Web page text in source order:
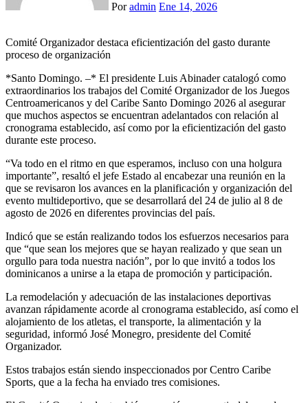
Poradmin Ene 14, 2026
Comité Organizador destaca eficientización del gasto durante
proceso de organización
*Santo Domingo. –* El presidente Luis Abinader catalogó como
extraordinarios los trabajos del Comité Organizador de los Juegos
Centroamericanos y del Caribe Santo Domingo 2026 al asegurar
que muchos aspectos se encuentran adelantados con relación al
cronograma establecido, así como por la eficientización del gasto
durante este proceso.
“Va todo en el ritmo en que esperamos, incluso con una holgura
importante”, resaltó el jefe Estado al encabezar una reunión en la
que se revisaron los avances en la planificación y organización del
evento multideportivo, que se desarrollará del 24 de julio al 8 de
agosto de 2026 en diferentes provincias del país.
Indicó que se están realizando todos los esfuerzos necesarios para
que “que sean los mejores que se hayan realizado y que sean un
orgullo para toda nuestra nación”, por lo que invitó a todos los
dominicanos a unirse a la etapa de promoción y participación.
La remodelación y adecuación de las instalaciones deportivas
avanzan rápidamente acorde al cronograma establecido, así como el
alojamiento de los atletas, el transporte, la alimentación y la
seguridad, informó José Monegro, presidente del Comité
Organizador.
Estos trabajos están siendo inspeccionados por Centro Caribe
Sports, que a la fecha ha enviado tres comisiones.